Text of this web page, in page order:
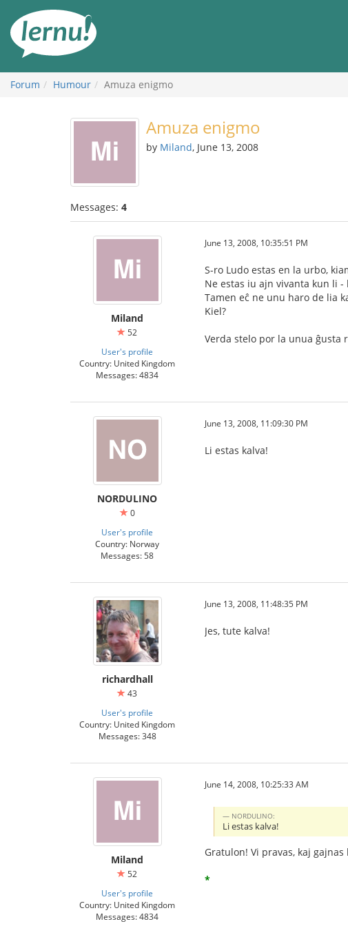
the
content
Forum Humour Amuza enigmo
Amuza enigmo
by Miland, June 13, 2008
Messages: 4
Miland
52
User's profile
Country: United Kingdom
Messages: 4834
June 13, 2008, 10:35:51 PM
S-ro Ludo estas en la urbo,
Ne estas iu ajn vivanta kun li
Tamen eĉ ne unu haro de lia
Kiel?
Verda stelo por la unua ĝusta
NORDULINO
0
User's profile
Country: Norway
Messages: 58
June 13, 2008, 11:09:30 PM
Li estas kalva!
richardhall
43
User's profile
Country: United Kingdom
Messages: 348
June 13, 2008, 11:48:35 PM
Jes, tute kalva!
Miland
52
User's profile
Country: United Kingdom
Messages: 4834
June 14, 2008, 10:25:33 AM
NORDULINO:
Li estas kalva!
Gratulon! Vi pravas, kaj
*